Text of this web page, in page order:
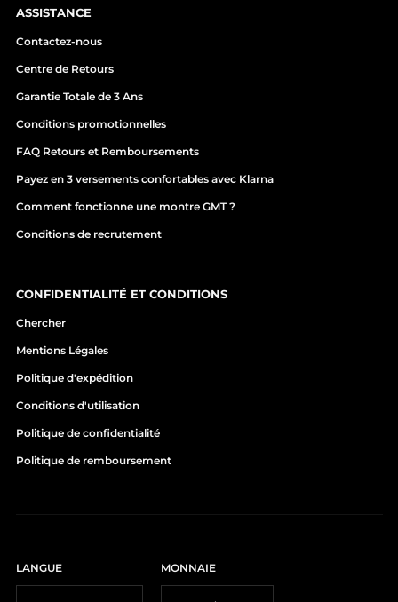
ASSISTANCE
Contactez-nous
Centre de Retours
Garantie Totale de 3 Ans
Conditions promotionnelles
FAQ Retours et Remboursements
Payez en 3 versements confortables avec Klarna
Comment fonctionne une montre GMT ?
Conditions de recrutement
CONFIDENTIALITÉ ET CONDITIONS
Chercher
Mentions Légales
Politique d'expédition
Conditions d'utilisation
Politique de confidentialité
Politique de remboursement
LANGUE MONNAIE